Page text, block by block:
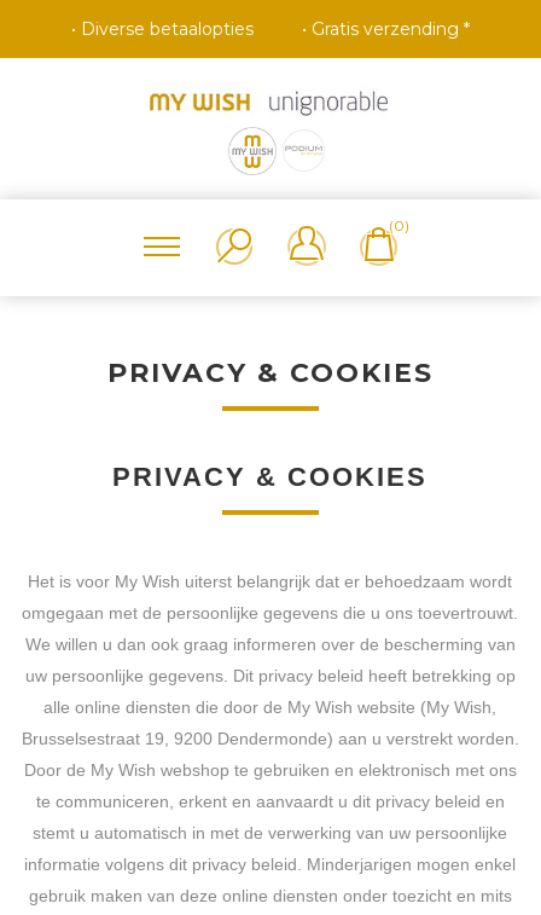
• Diverse betaalopties • Gratis verzending *
(0)
PRIVACY & COOKIES
PRIVACY & COOKIES
Het is voor My Wish uiterst belangrijk dat er behoedzaam wordt
omgegaan met de persoonlijke gegevens die u ons toevertrouwt.
We willen u dan ook graag informeren over de bescherming van
uw persoonlijke gegevens. Dit privacy beleid heeft betrekking op
alle online diensten die door de My Wish website (My Wish,
Brusselsestraat 19, 9200 Dendermonde) aan u verstrekt worden.
Door de My Wish webshop te gebruiken en elektronisch met ons
te communiceren, erkent en aanvaardt u dit privacy beleid en
stemt u automatisch in met de verwerking van uw persoonlijke
informatie volgens dit privacy beleid. Minderjarigen mogen enkel
gebruik maken van deze online diensten onder toezicht en mits